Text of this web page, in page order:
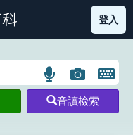
部首索引表圖示
登入
語
言
搜
圖
片
搜
開
鍵
音讀檢索